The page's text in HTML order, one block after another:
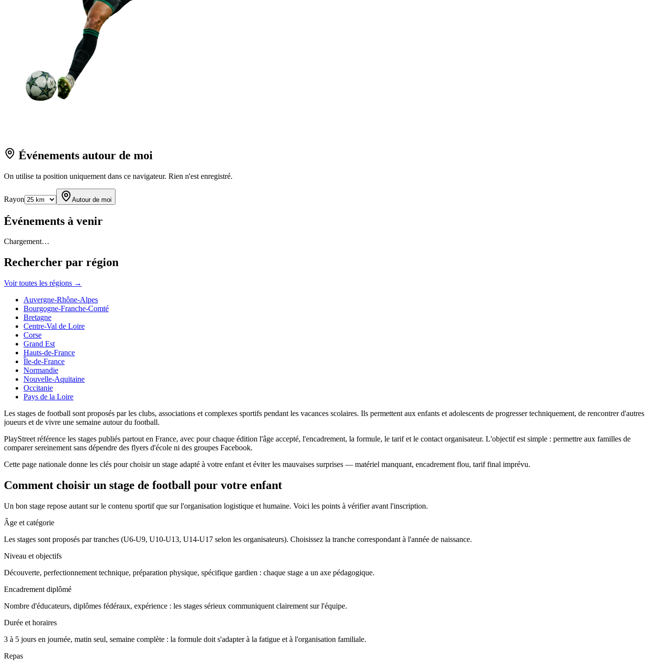
Événements autour de moi
On utilise ta position uniquement dans ce navigateur. Rien n'est enregistré.
Rayon Autour de moi
Événements à venir
Chargement…
Rechercher par région
Voir toutes les régions →
Auvergne-Rhône-Alpes
Bourgogne-Franche-Comté
Bretagne
Centre-Val de Loire
Corse
Grand Est
Hauts-de-France
Île-de-France
Normandie
Nouvelle-Aquitaine
Occitanie
Pays de la Loire
Les stages de football sont proposés par les clubs, associations et complexes sportifs pendant les vacances scolaires. Ils permettent aux enfants et adolescents de progresser techniquement, de rencontrer d'autres
joueurs et de vivre une semaine autour du football.
PlayStreet référence les stages publiés partout en France, avec pour chaque édition l'âge accepté, l'encadrement, la formule, le tarif et le contact organisateur. L'objectif est simple : permettre aux familles de
comparer sereinement sans dépendre des flyers d'école ni des groupes Facebook.
Cette page nationale donne les clés pour choisir un stage adapté à votre enfant et éviter les mauvaises surprises — matériel manquant, encadrement flou, tarif final imprévu.
Comment choisir un stage de football pour votre enfant
Un bon stage repose autant sur le contenu sportif que sur l'organisation logistique et humaine. Voici les points à vérifier avant l'inscription.
Âge et catégorie
Les stages sont proposés par tranches (U6-U9, U10-U13, U14-U17 selon les organisateurs). Choisissez la tranche correspondant à l'année de naissance.
Niveau et objectifs
Découverte, perfectionnement technique, préparation physique, spécifique gardien : chaque stage a un axe pédagogique.
Encadrement diplômé
Nombre d'éducateurs, diplômes fédéraux, expérience : les stages sérieux communiquent clairement sur l'équipe.
Durée et horaires
3 à 5 jours en journée, matin seul, semaine complète : la formule doit s'adapter à la fatigue et à l'organisation familiale.
Repas